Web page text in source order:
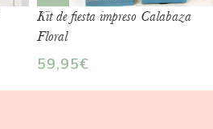
Kit de fiesta impreso Calabaza
Floral
59,95€